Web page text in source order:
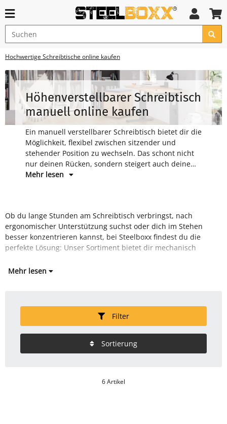
Hochwertige Schreibtische online kaufen
Höhenverstellbarer Schreibtisch
manuell online kaufen
Ein manuell verstellbarer Schreibtisch bietet dir die
Möglichkeit, flexibel zwischen sitzender und
stehender Position zu wechseln. Das schont nicht
nur deinen Rücken, sondern steigert auch deine
Produktivität.
Mehr lesen
Ob du lange Stunden am Schreibtisch verbringst, nach
ergonomischer Unterstützung suchst oder dich im Stehen
besser konzentrieren kannst, bei Steelboxx findest du die
perfekte Lösung: Unser Sortiment bietet dir mechanisch
verstellbare Schreibtische in verschiedenen Formen und
Mehr lesen
Filter
Sortierung
6 Artikel